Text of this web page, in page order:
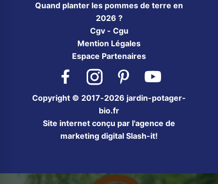
Quand planter les pommes de terre en
2026 ?
Cgv - Cgu
Mention Légales
Espace Partenaires
Facebook InstagramPinterest YouTube
Copyright © 2017-2026 jardin-potager-
bio.fr
Site internet conçu par l'agence de
marketing digital Slash-it!